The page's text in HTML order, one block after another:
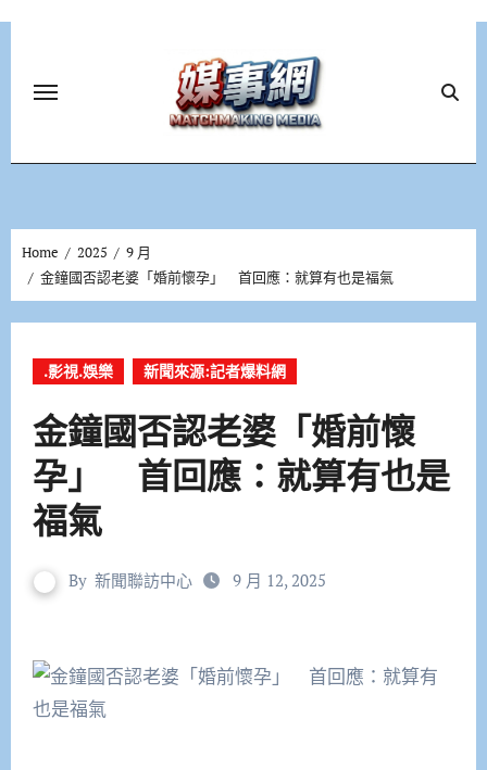
Home 2025
9 月
金鐘國否認老婆「婚前懷孕」 首回應：就算有也是福氣
.影視.娛樂 新聞來源:記者爆料網
金鐘國否認老婆「婚前懷
孕」 首回應：就算有也是
福氣
By 新聞聯訪中心 9 月 12, 2025